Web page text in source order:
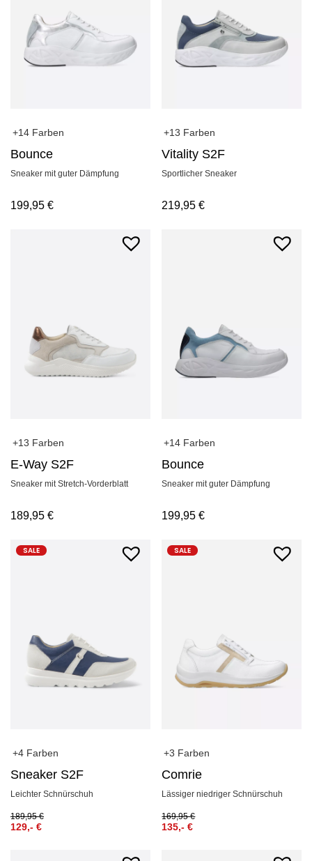
+14 Farben
Bounce
Sneaker mit guter Dämpfung
199,95 €
+13 Farben
Vitality S2F
Sportlicher Sneaker
219,95€
+13 Farben
E-Way S2F
Sneaker mit Stretch-Vorderblatt
189,95 €
+14 Farben
Bounce
Sneaker mit guter Dämpfung
199,95€
SALE
+4 Farben
Sneaker S2F
Leichter Schnürschuh
189,95€
129,- €
SALE
+3 Farben
Comrie
Lässiger niedriger Schnürschuh
169,95€
135,-€